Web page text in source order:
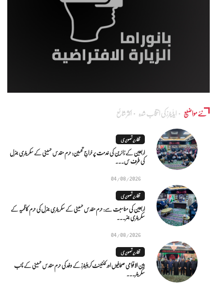
نئے مواضیع ایڈٰیٹرز کی انتخاب شدہ اکثر شائع
تقاریر تصویری
اربعین کے زائرین کی خدمت پر خراجِ تحسین: حرم مقدس حسینی کے سکریٹری جنرل
کی طرف س...
04/08/2026
تقاریر تصویری
اربعین کی مناسبت سے: حرم مقدس حسینی کے سکریٹری جنرل کی حرم کاظمیہ کے
سکریٹری جنر...
04/08/2026
تقاریر تصویری
بین الاقوامی صحافیوں اور کنٹینٹ کریئیٹرز کے وفد کی حرم مقدس حسینی کے نائب
سکریٹر...